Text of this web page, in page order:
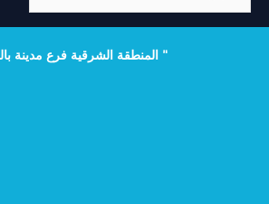
" المنطقة الشرقية فرع مدينة